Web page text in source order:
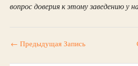
вопрос доверия к этому заведению у
← Предыдущая Запись